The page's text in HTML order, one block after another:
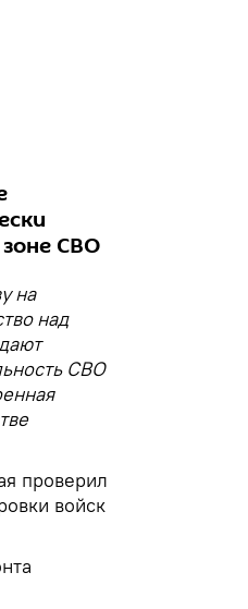
СВО
на
над
СВО
проверил
войск